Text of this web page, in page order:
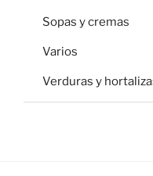
Sopas y cremas
Varios
Verduras y